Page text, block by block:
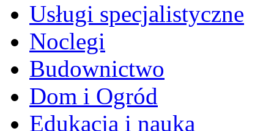
Usługi specjalistyczne
Noclegi
Budownictwo
Dom i Ogród
Edukacja i nauka